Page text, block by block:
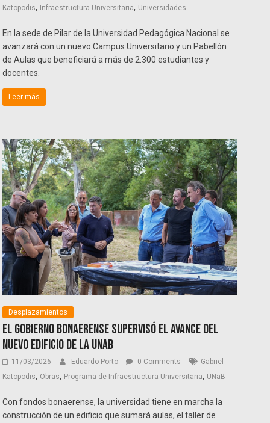
Katopodis, Infraestructura Universitaria, Universidades
En la sede de Pilar de la Universidad Pedagógica Nacional se
avanzará con un nuevo Campus Universitario y un Pabellón
de Aulas que beneficiará a más de 2.300 estudiantes y
docentes.
Leer más
Desplazamientos
El gobierno bonaerense supervisó el avance del
nuevo edificio de la UNaB
11/03/2026 Eduardo Porto 0 Comments
Gabriel
Katopodis, Obras, Programa de Infraestructura Universitaria, UNaB
Con fondos bonaerense, la universidad tiene en marcha la
construcción de un edificio que sumará aulas, el taller de